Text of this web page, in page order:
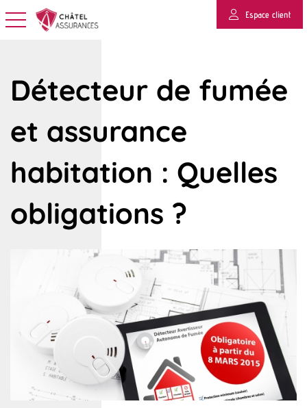
Espace client
Basculer la navigation
Détecteur de fumée
et assurance
habitation : Quelles
obligations ?